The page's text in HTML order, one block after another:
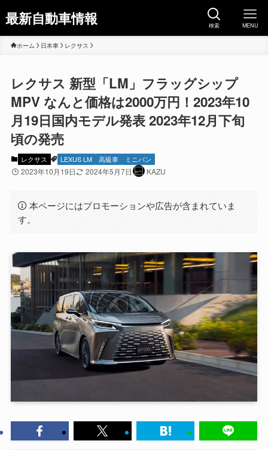
最新自動車情報 検索 MENU
ホーム 日本車 レクサス
レクサス 新型「LM」フラッグシップ
MPV なんと価格は2000万円！2023年10
月19日国内モデル発表 2023年12月下旬
頃の発売
レクサス LEXUS LM 高級車 ミニバン
2023年10月19日 2024年5月7日 KAZU
本ページにはプロモーションや広告が含まれていま
す。